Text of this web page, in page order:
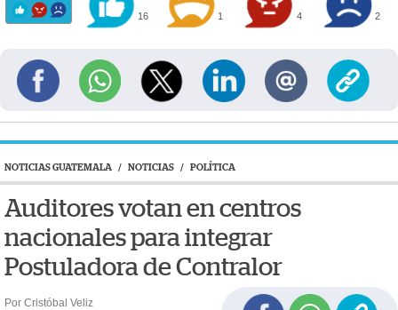
16 1 4 2
NOTICIAS GUATEMALA / NOTICIAS / POLÍTICA
Auditores votan en centros
nacionales para integrar
Postuladora de Contralor
Por Cristóbal Veliz